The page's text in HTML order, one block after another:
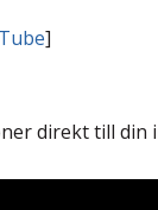
]
direkt till din